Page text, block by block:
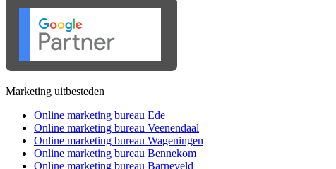
Marketing uitbesteden
Online marketing bureau Ede
Online marketing bureau Veenendaal
Online marketing bureau Wageningen
Online marketing bureau Bennekom
Online marketing bureau Barneveld